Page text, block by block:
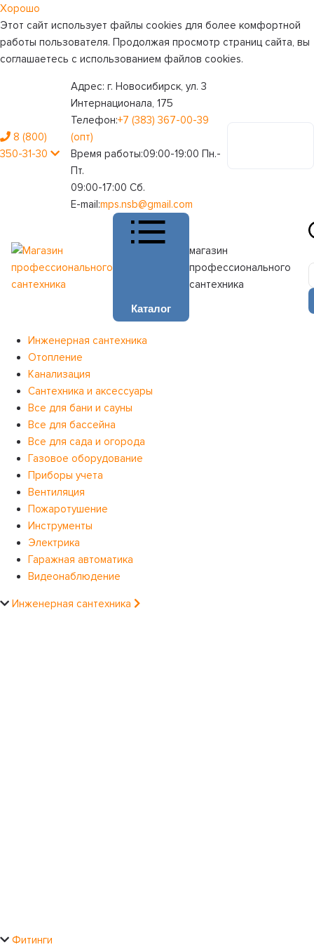
Хорошо
Этот сайт использует файлы cookies для более комфортной
работы пользователя. Продолжая просмотр страниц сайта, вы
соглашаетесь с использованием файлов cookies.
8 (800)
350-31-30
Адрес:г. Новосибирск, ул. 3
Интернационала, 175
Телефон:+7 (383) 367-00-39
(опт)
Время работы:09:00-19:00 Пн.-
Пт.
09:00-17:00 Сб.
E-mail:mps.nsb@gmail.com
Каталог
магазин
профессионального
сантехника
Инженерная сантехника
Отопление
Канализация
Сантехника и аксессуары
Все для бани и сауны
Все для бассейна
Все для сада и огорода
Газовое оборудование
Приборы учета
Вентиляция
Пожаротушение
Инструменты
Электрика
Гаражная автоматика
Видеонаблюдение
Инженерная сантехника
Фитинги